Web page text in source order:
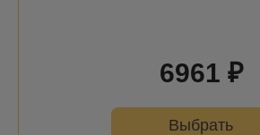
6961 ₽
Выбрать